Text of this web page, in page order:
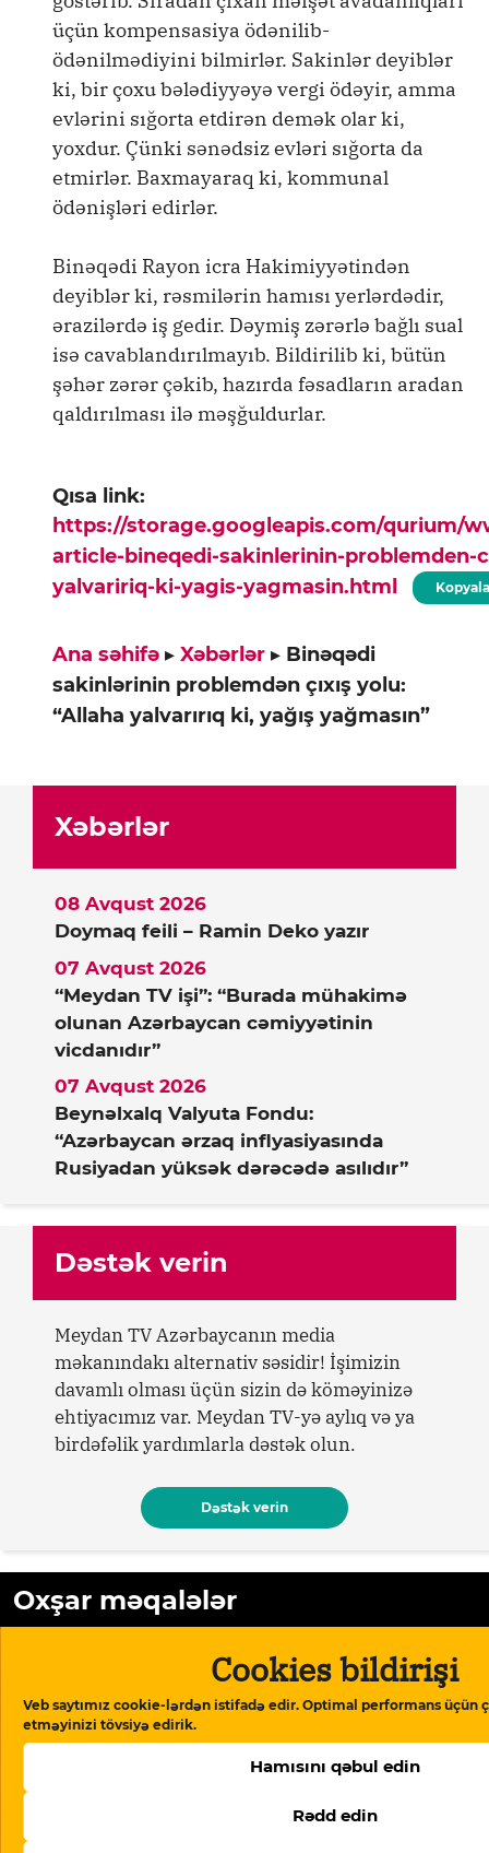
Cookies bildirişi
Veb saytımız cookie-lərdən istifadə edir. Optimal performans üçün
etməyinizi tövsiyə edirik.
Hamısını qəbul edin
Rədd edin
üçün kompensasiya ödənilib-
ödənilmədiyini bilmirlər. Sakinlər deyiblər
ki, bir çoxu bələdiyyəyə vergi ödəyir, amma
evlərini sığorta etdirən demək olar ki,
yoxdur. Çünki sənədsiz evləri sığorta da
etmirlər. Baxmayaraq ki, kommunal
ödənişləri edirlər.
Binəqədi Rayon icra Hakimiyyətindən
deyiblər ki, rəsmilərin hamısı yerlərdədir,
ərazilərdə iş gedir. Dəymiş zərərlə bağlı sual
isə cavablandırılmayıb. Bildirilib ki, bütün
şəhər zərər çəkib, hazırda fəsadların aradan
qaldırılması ilə məşğuldurlar.
Qısa link:
https://storage.googleapis.com/qurium/
article-bineqedi-sakinlerinin-problemden-
yalvaririq-ki-yagis-yagmasin.html
Kopyala
Ana səhifə ▸ Xəbərlər ▸ Binəqədi
sakinlərinin problemdən çıxış yolu:
“Allaha yalvarırıq ki, yağış yağmasın”
Xəbərlər
Doymaq feili – Ramin Deko yazır
08 Avqust 2026
“Meydan TV işi”: “Burada mühakimə
olunan Azərbaycan cəmiyyətinin
vicdanıdır”
07 Avqust 2026
Beynəlxalq Valyuta Fondu:
“Azərbaycan ərzaq inflyasiyasında
Rusiyadan yüksək dərəcədə asılıdır”
07 Avqust 2026
Dəstək verin
Meydan TV Azərbaycanın media
məkanındakı alternativ səsidir! İşimizin
davamlı olması üçün sizin də köməyinizə
ehtiyacımız var. Meydan TV-yə aylıq və ya
birdəfəlik yardımlarla dəstək olun.
Dəstək verin
Oxşar məqalələr